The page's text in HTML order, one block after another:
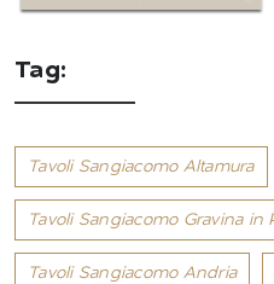
Tag:
Tavoli Sangiacomo Altamura
Tavoli Sangiacomo Gravina in
Tavoli Sangiacomo Andria